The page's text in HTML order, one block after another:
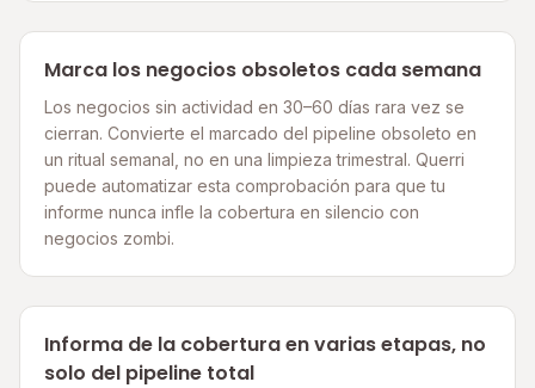
Marca los negocios obsoletos cada semana
Los negocios sin actividad en 30–60 días rara vez se
cierran. Convierte el marcado del pipeline obsoleto en
un ritual semanal, no en una limpieza trimestral. Querri
puede automatizar esta comprobación para que tu
informe nunca infle la cobertura en silencio con
negocios zombi.
Informa de la cobertura en varias etapas, no
solo del pipeline total